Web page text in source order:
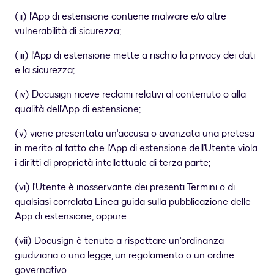
(ii) l'App di estensione contiene malware e/o altre
vulnerabilità di sicurezza;
(iii) l'App di estensione mette a rischio la privacy dei dati
e la sicurezza;
(iv) Docusign riceve reclami relativi al contenuto o alla
qualità dell'App di estensione;
(v) viene presentata un'accusa o avanzata una pretesa
in merito al fatto che l'App di estensione dell'Utente viola
i diritti di proprietà intellettuale di terza parte;
(vi) l'Utente è inosservante dei presenti Termini o di
qualsiasi correlata Linea guida sulla pubblicazione delle
App di estensione; oppure
(vii) Docusign è tenuto a rispettare un'ordinanza
giudiziaria o una legge, un regolamento o un ordine
governativo.